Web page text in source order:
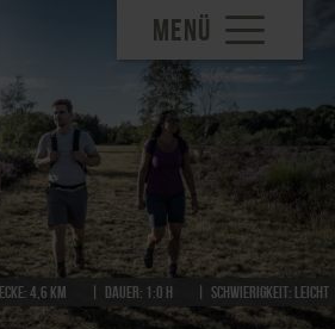
MENÜ
4,6 km Dauer: 1:0 h Schwierigkeit: leicht